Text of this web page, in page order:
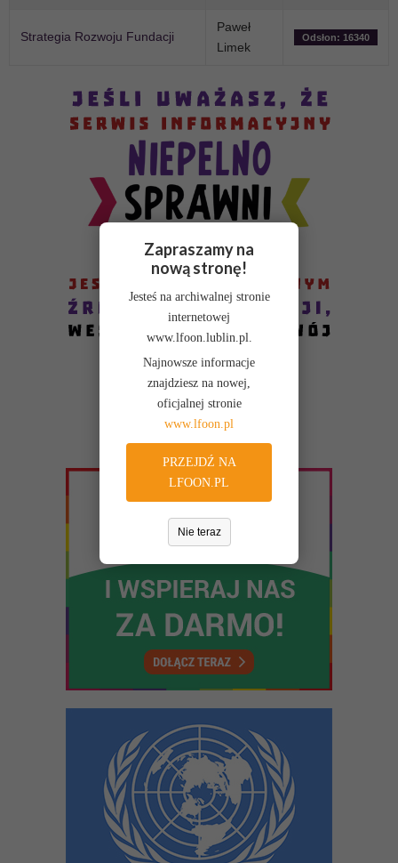
Strategia Rozwoju Fundacji
Paweł
Limek
Odsłon: 16340
Zapraszamy na
nową stronę!
Jesteś na archiwalnej stronie
internetowej
www.lfoon.lublin.pl.
Najnowsze informacje
znajdziesz na nowej,
oficjalnej stronie
www.lfoon.pl
PRZEJDŹ NA
LFOON.PL
Nie teraz